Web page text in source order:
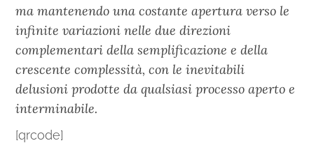
ma mantenendo una costante apertura verso le
infinite variazioni nelle due direzioni
complementari della semplificazione e della
crescente complessità, con le inevitabili
delusioni prodotte da qualsiasi processo aperto e
interminabile.
[qrcode]